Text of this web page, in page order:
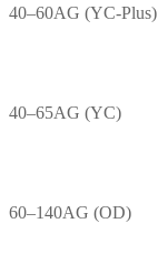
40–60AG (YC-Plus)
40–65AG (YC)
60–140AG (OD)